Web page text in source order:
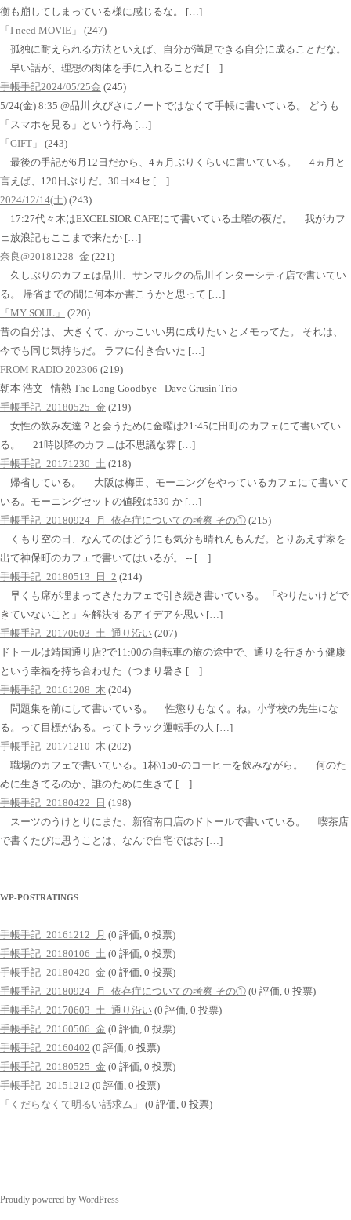
衡も崩してしまっている様に感じるな。 […]
「I need MOVIE」
(247)
孤独に耐えられる方法といえば、自分が満足できる自分に成ることだな。
早い話が、理想の肉体を手に入れることだ […]
手帳手記2024/05/25金 (245)
5/24(金) 8:35 @品川 久びさにノートではなくて手帳に書いている。 どうも
「スマホを見る」という行為 […]
「GIFT」
(243)
最後の手記が6月12日だから、4ヵ月ぶりくらいに書いている。 4ヵ月と
言えば、120日ぶりだ。30日×4セ […]
2024/12/14(土) (243)
17:27代々木はEXCELSIOR CAFEにて書いている土曜の夜だ。 我がカフ
ェ放浪記もここまで来たか […]
奈良@20181228_金 (221)
久しぶりのカフェは品川、サンマルクの品川インターシティ店で書いてい
る。 帰省までの間に何本か書こうかと思って […]
「MY SOUL」
(220)
昔の自分は、 大きくて、かっこいい男に成りたい とメモってた。 それは、
今でも同じ気持ちだ。 ラフに付き合いた […]
FROM RADIO 202306 (219)
朝本 浩文 - 情熱 The Long Goodbye - Dave Grusin Trio
手帳手記_20180525_金 (219)
女性の飲み友達？と会うために金曜は21:45に田町のカフェにて書いてい
る。 21時以降のカフェは不思議な雰 […]
手帳手記_20171230_土 (218)
帰省している。 大阪は梅田、モーニングをやっているカフェにて書いて
いる。モーニングセットの値段は530-か […]
手帳手記_20180924_月_依存症についての考察 その① (215)
くもり空の日、なんてのはどうにも気分も晴れんもんだ。とりあえず家を
出て神保町のカフェで書いてはいるが。 -- […]
手帳手記_20180513_日_2 (214)
早くも席が埋まってきたカフェで引き続き書いている。 「やりたいけどで
きていないこと」を解決するアイデアを思い […]
手帳手記_20170603_土_通り沿い (207)
ドトールは靖国通り店?で11:00の自転車の旅の途中で、通りを行きかう健康
という幸福を持ち合わせた（つまり暑さ […]
手帳手記_20161208_木 (204)
問題集を前にして書いている。 性懲りもなく。ね。小学校の先生にな
る。って目標がある。ってトラック運転手の人 […]
手帳手記_20171210_木 (202)
職場のカフェで書いている。1杯\150-のコーヒーを飲みながら。 何のた
めに生きてるのか、誰のために生きて […]
手帳手記_20180422_日 (198)
スーツのうけとりにまた、新宿南口店のドトールで書いている。 喫茶店
で書くたびに思うことは、なんで自宅ではお […]
WP-POSTRATINGS
手帳手記_20161212_月 (0 評価, 0 投票)
手帳手記_20180106_土 (0 評価, 0 投票)
手帳手記_20180420_金 (0 評価, 0 投票)
手帳手記_20180924_月_依存症についての考察 その① (0 評価, 0 投票)
手帳手記_20170603_土_通り沿い (0 評価, 0 投票)
手帳手記_20160506_金 (0 評価, 0 投票)
手帳手記_20160402 (0 評価, 0 投票)
手帳手記_20180525_金 (0 評価, 0 投票)
手帳手記_20151212 (0 評価, 0 投票)
「くだらなくて明るい話求ム」
(0 評価, 0 投票)
Proudly powered by WordPress